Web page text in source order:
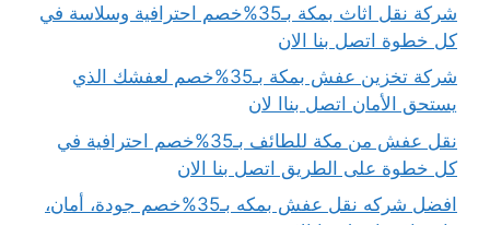
شركة نقل اثاث بمكة بـ35%خصم احترافية وسلاسة في
كل خطوة اتصل بنا الان
شركة تخزين عفش بمكة بـ35%خصم لعفشك الذي
يستحق الأمان اتصل بناا لان
نقل عفش من مكة للطائف بـ35%خصم احترافية في
كل خطوة على الطريق اتصل بنا الان
افضل شركه نقل عفش بمكه بـ35%خصم جودة، أمان،